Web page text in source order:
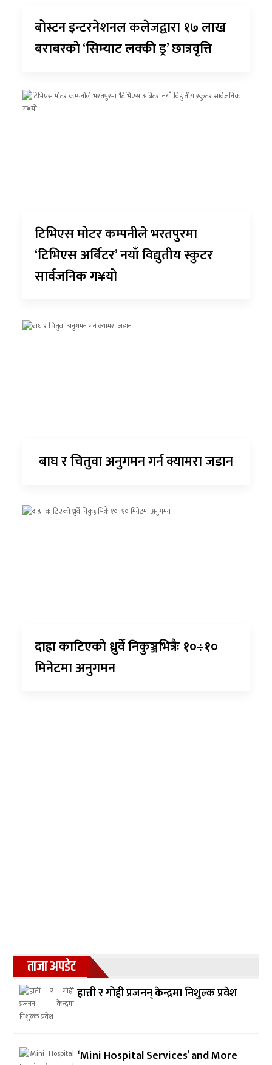
बोस्टन इन्टरनेशनल कलेजद्वारा १७ लाख
बराबरको ‘सिम्याट लक्की ड्र’ छात्रवृत्ति
टिभिएस मोटर कम्पनीले भरतपुरमा
‘टिभिएस अर्बिटर’ नयाँ विद्युतीय स्कुटर
सार्वजनिक ग¥यो
बाघ र चितुवा अनुगमन गर्न क्यामरा जडान
दाह्रा काटिएको ध्रुर्वे निकुञ्जभित्रैः १०÷१०
मिनेटमा अनुगमन
ताजा अपडेट
हात्ती र गोही प्रजनन् केन्द्रमा निशुल्क प्रवेश
‘Mini Hospital Services’ and More